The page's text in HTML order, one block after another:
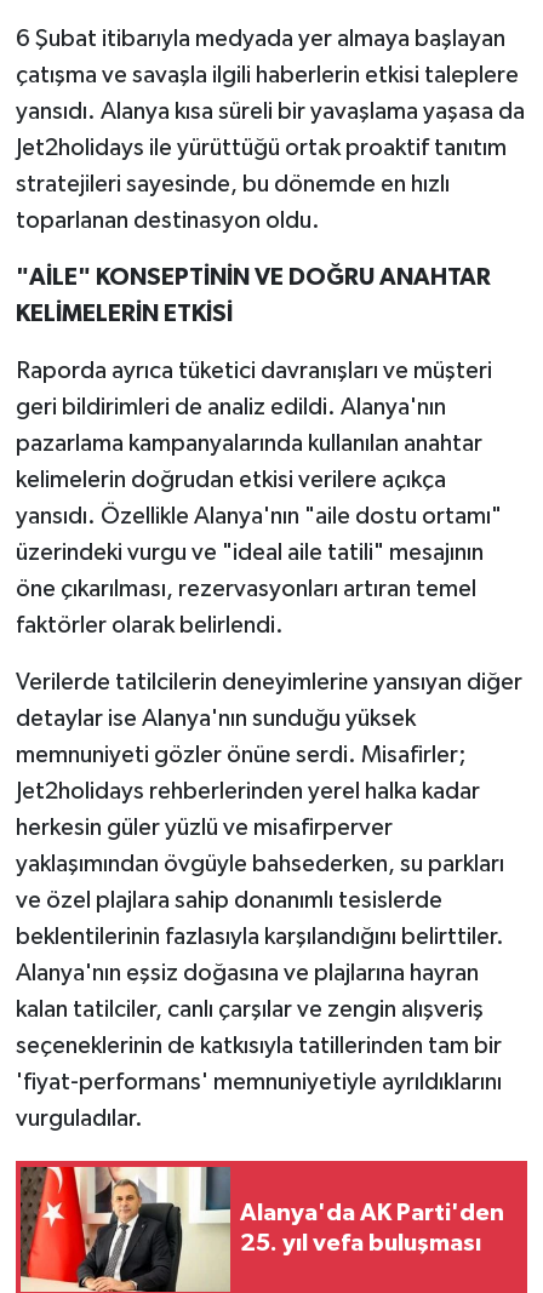
6 Şubat itibarıyla medyada yer almaya başlayan
çatışma ve savaşla ilgili haberlerin etkisi taleplere
yansıdı. Alanya kısa süreli bir yavaşlama yaşasa da
Jet2holidays ile yürüttüğü ortak proaktif tanıtım
stratejileri sayesinde, bu dönemde en hızlı
toparlanan destinasyon oldu.
"AİLE" KONSEPTİNİN VE DOĞRU ANAHTAR
KELİMELERİN ETKİSİ
Raporda ayrıca tüketici davranışları ve müşteri
geri bildirimleri de analiz edildi. Alanya'nın
pazarlama kampanyalarında kullanılan anahtar
kelimelerin doğrudan etkisi verilere açıkça
yansıdı. Özellikle Alanya'nın "aile dostu ortamı"
üzerindeki vurgu ve "ideal aile tatili" mesajının
öne çıkarılması, rezervasyonları artıran temel
faktörler olarak belirlendi.
Verilerde tatilcilerin deneyimlerine yansıyan diğer
detaylar ise Alanya'nın sunduğu yüksek
memnuniyeti gözler önüne serdi. Misafirler;
Jet2holidays rehberlerinden yerel halka kadar
herkesin güler yüzlü ve misafirperver
yaklaşımından övgüyle bahsederken, su parkları
ve özel plajlara sahip donanımlı tesislerde
beklentilerinin fazlasıyla karşılandığını belirttiler.
Alanya'nın eşsiz doğasına ve plajlarına hayran
kalan tatilciler, canlı çarşılar ve zengin alışveriş
seçeneklerinin de katkısıyla tatillerinden tam bir
'fiyat-performans' memnuniyetiyle ayrıldıklarını
vurguladılar.
Alanya'da AK Parti'den
25. yıl vefa buluşması